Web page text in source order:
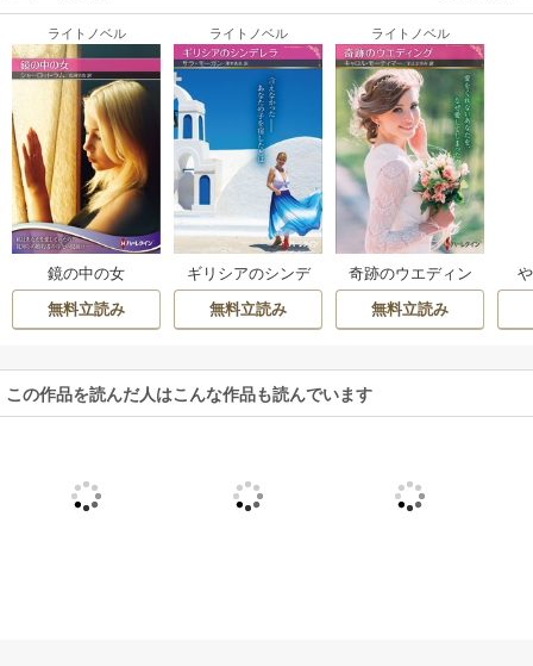
ライトノベル
鏡の中の女
無料立読み
ライトノベル
ギリシアのシンデ
レラ【ハーレクイ
ンSP文庫版】
無料立読み
ライトノベル
奇跡のウエディン
グ
無料立読み
この作品を読んだ人はこんな作品も読んでいます